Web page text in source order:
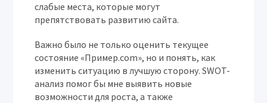
слабые места, которые могут
препятствовать развитию сайта.
Важно было не только оценить текущее
состояние «Пример.com», но и понять, как
изменить ситуацию в лучшую сторону. SWOT-
анализ помог бы мне выявить новые
возможности для роста, а также